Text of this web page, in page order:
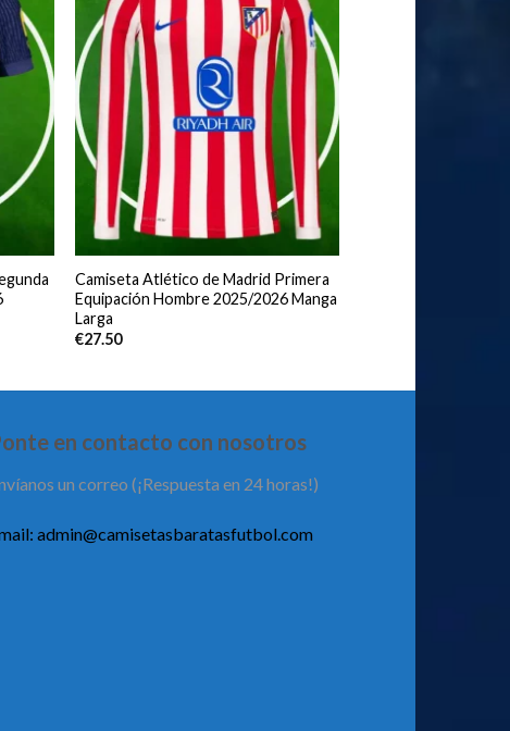
Camiseta Atlético de Madrid Primera
Equipación Hombre 2025/2026 Manga
Larga
€27.50
en contacto con nosotros
un correo (¡Respuesta en 24 horas!)
admin@camisetasbaratasfutbol.com